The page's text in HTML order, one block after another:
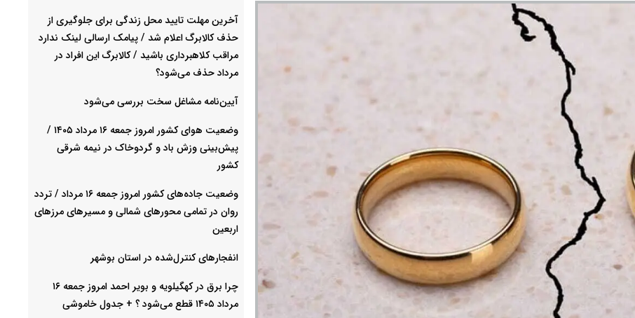
آخرین مهلت تایید محل زندگی برای جلوگیری از
حذف کالابرگ اعلام شد / پیامک ارسالی لینک ندارد
مراقب کلاهبرداری باشید / کالابرگ این افراد در
مرداد حذف می‌شود؟
آیین‌نامه مشاغل سخت بررسی می‌شود
وضعیت هوای کشور امروز جمعه ۱۶ مرداد ۱۴۰۵ /
پیش‌بینی وزش باد و گردوخاک در نیمه شرقی
کشور
وضعیت جاده‌های کشور امروز جمعه ۱۶ مرداد / تردد
روان در تمامی محورهای شمالی و مسیرهای مرزهای
اربعین
انفجارهای کنترل‌شده در استان بوشهر
چرا برق در کهگیلویه و بویر احمد امروز جمعه ۱۶
مرداد ۱۴۰۵ قطع می‌شود ؟ + جدول خاموشی